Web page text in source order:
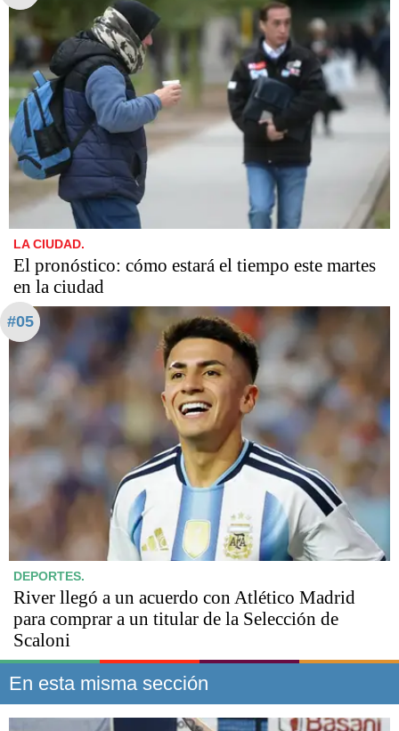
LA CIUDAD.
El pronóstico: cómo estará el tiempo este martes
en la ciudad
#05
DEPORTES.
River llegó a un acuerdo con Atlético Madrid
para comprar a un titular de la Selección de
Scaloni
En esta misma sección